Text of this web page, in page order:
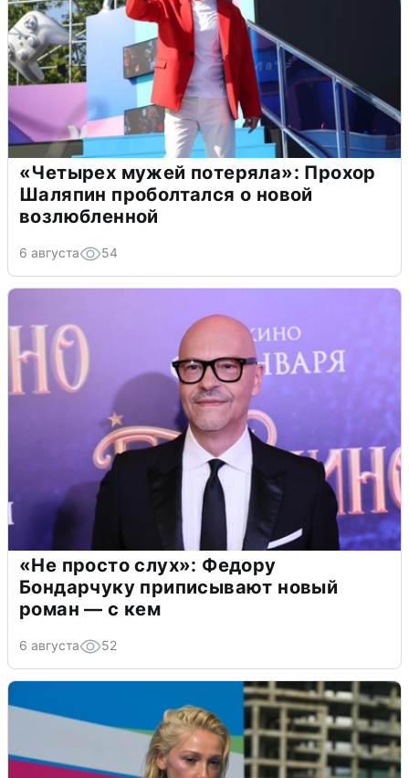
«Четырех мужей потеряла»: Прохор
Шаляпин проболтался о новой
возлюбленной
6 августа 54
«Не просто слух»: Федору
Бондарчуку приписывают новый
роман — с кем
6 августа 52